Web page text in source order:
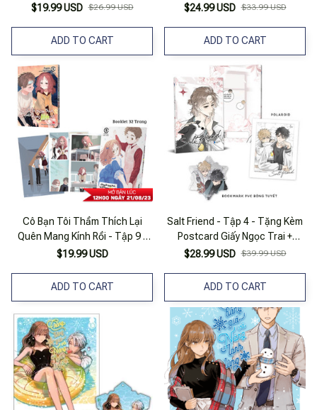
Bookmark Bông Tuyết
$19.99 USD $26.99 USD
ADD TO CART
Trong 4 Mẫu Bookmark +
$24.99 USD $33.99 USD
ADD TO CART
Cô Bạn Tôi Thầm Thích Lại
Quên Mang Kính Rồi - Tập 9 -
Bản Đặc Biệt - Tặng Kèm
$19.99 USD
ADD TO CART
Salt Friend - Tập 4 - Tặng Kèm
Postcard Giấy Ngọc Trai +
Bookmark PVC Bế Hình Bông
$28.99 USD $39.99 USD
ADD TO CART